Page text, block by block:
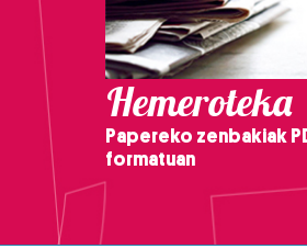
Hemeroteka
Papereko zenbakiak
formatuan